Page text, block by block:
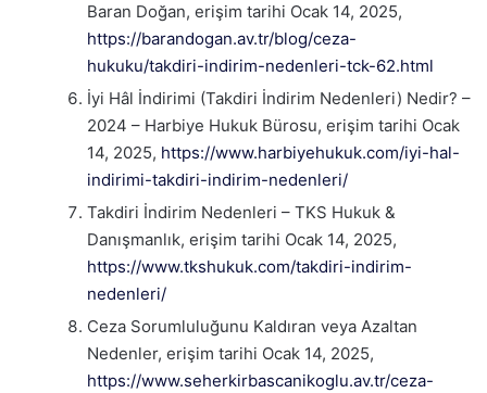
Baran Doğan, erişim tarihi Ocak 14, 2025,
https://barandogan.av.tr/blog/ceza-
hukuku/takdiri-indirim-nedenleri-tck-62.html
İyi Hâl İndirimi (Takdiri İndirim Nedenleri) Nedir? –
2024 – Harbiye Hukuk Bürosu, erişim tarihi Ocak
14, 2025, https://www.harbiyehukuk.com/iyi-hal-
indirimi-takdiri-indirim-nedenleri/
Takdiri İndirim Nedenleri – TKS Hukuk &
Danışmanlık, erişim tarihi Ocak 14, 2025,
https://www.tkshukuk.com/takdiri-indirim-
nedenleri/
Ceza Sorumluluğunu Kaldıran veya Azaltan
Nedenler, erişim tarihi Ocak 14, 2025,
https://www.seherkirbascanikoglu.av.tr/ceza-